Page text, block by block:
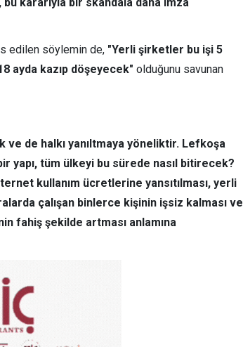
edilen söylemin de, "Yerli şirketler bu işi 5
ayda kazıp döşeyecek" olduğunu savunan
de halkı yanıltmaya yöneliktir. Lefkoşa
yapı, tüm ülkeyi bu sürede nasıl bitirecek?
kullanım ücretlerine yansıtılması, yerli
çalışan binlerce kişinin işsiz kalması ve
fahiş şekilde artması anlamına